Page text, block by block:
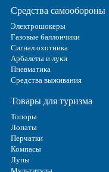
Средства самообороны
Электрошокеры
Газовые баллончики
Сигнал охотника
Арбалеты и луки
Пневматика
Средства выживания
Товары для туризма
Топоры
Лопаты
Перчатки
Компасы
Лупы